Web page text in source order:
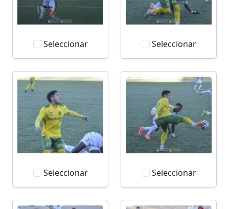
Seleccionar Seleccionar
Seleccionar Seleccionar